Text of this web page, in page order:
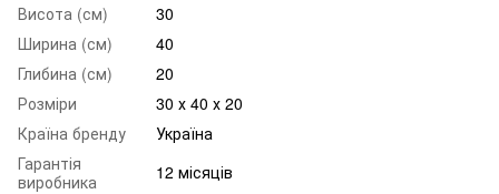
Висота (см)
30
Ширина (см)
40
Глибина (см)
20
Розміри
30 х 40 х 20
Країна бренду
Україна
Гарантія
виробника
12 місяців